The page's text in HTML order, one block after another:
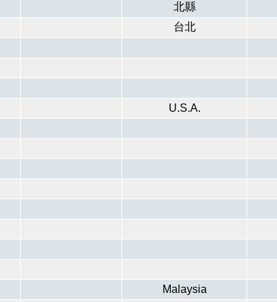
北縣
台北
U.S.A.
Malaysia